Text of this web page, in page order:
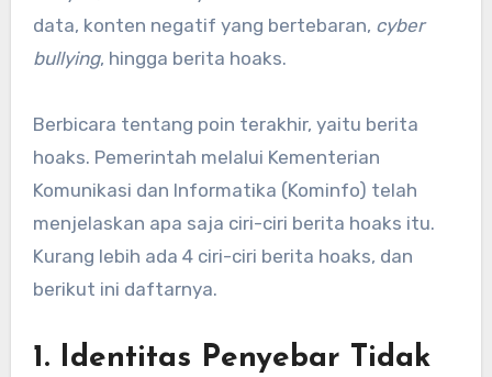
data, konten negatif yang bertebaran, cyber
bullying, hingga berita hoaks.
Berbicara tentang poin terakhir, yaitu berita
hoaks. Pemerintah melalui Kementerian
Komunikasi dan Informatika (Kominfo) telah
menjelaskan apa saja ciri-ciri berita hoaks itu.
Kurang lebih ada 4 ciri-ciri berita hoaks, dan
berikut ini daftarnya.
1. Identitas Penyebar Tidak